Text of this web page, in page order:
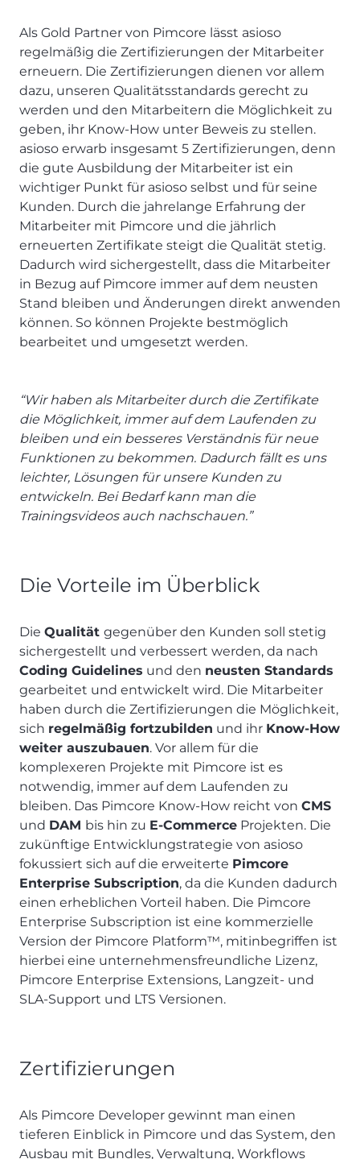
Als Gold Partner von Pimcore lässt asioso
regelmäßig die Zertifizierungen der Mitarbeiter
erneuern. Die Zertifizierungen dienen vor allem
dazu, unseren Qualitätsstandards gerecht zu
werden und den Mitarbeitern die Möglichkeit zu
geben, ihr Know-How unter Beweis zu stellen.
asioso erwarb insgesamt 5 Zertifizierungen, denn
die gute Ausbildung der Mitarbeiter ist ein
wichtiger Punkt für asioso selbst und für seine
Kunden. Durch die jahrelange Erfahrung der
Mitarbeiter mit Pimcore und die jährlich
erneuerten Zertifikate steigt die Qualität stetig.
Dadurch wird sichergestellt, dass die Mitarbeiter
in Bezug auf Pimcore immer auf dem neusten
Stand bleiben und Änderungen direkt anwenden
können. So können Projekte bestmöglich
bearbeitet und umgesetzt werden.
“Wir haben als Mitarbeiter durch die Zertifikate
die Möglichkeit, immer auf dem Laufenden zu
bleiben und ein besseres Verständnis für neue
Funktionen zu bekommen. Dadurch fällt es uns
leichter, Lösungen für unsere Kunden zu
entwickeln. Bei Bedarf kann man die
Trainingsvideos auch nachschauen.”
Die Vorteile im Überblick
Die Qualität gegenüber den Kunden soll stetig
sichergestellt und verbessert werden, da nach
Coding Guidelines und den neusten Standards
gearbeitet und entwickelt wird. Die Mitarbeiter
haben durch die Zertifizierungen die Möglichkeit,
sich regelmäßig fortzubilden und ihr Know-How
weiter auszubauen. Vor allem für die
komplexeren Projekte mit Pimcore ist es
notwendig, immer auf dem Laufenden zu
bleiben. Das Pimcore Know-How reicht von CMS
und DAM bis hin zu E-Commerce Projekten. Die
zukünftige Entwicklungstrategie von asioso
fokussiert sich auf die erweiterte Pimcore
Enterprise Subscription, da die Kunden dadurch
einen erheblichen Vorteil haben. Die Pimcore
Enterprise Subscription ist eine kommerzielle
Version der Pimcore Platform™, mitinbegriffen ist
hierbei eine unternehmensfreundliche Lizenz,
Pimcore Enterprise Extensions, Langzeit- und
SLA-Support und LTS Versionen.
Zertifizierungen
Als Pimcore Developer gewinnt man einen
tieferen Einblick in Pimcore und das System, den
Ausbau mit Bundles, Verwaltung, Workflows